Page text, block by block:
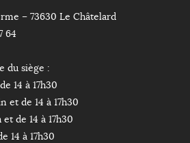
– 73630 Le Châtelard
64
du siège :
14 à 17h30
et de 14 à 17h30
de 14 à 17h30
14 à 17h30